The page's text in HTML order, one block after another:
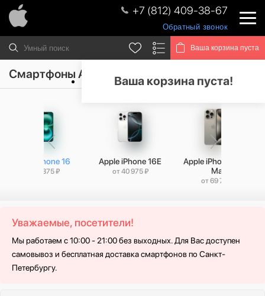
+7 (812) 409-38-67
Обратный звонок
Ваша корзина пуста
Ваша корзина пуста!
Смартфоны Apple iPhone 16
Apple iPhone 16
от 53 875 ₽
Apple iPhone 16E
от 40 975 ₽
Apple iPhone 15 Pro
Max
от 69 775 ₽
Уважаемые, посетители!
Мы работаем с 10:00 - 21:00 без выходных. Для Вас доступен
самовывоз и бесплатная доставка смартфонов по Санкт-
Петербургу.